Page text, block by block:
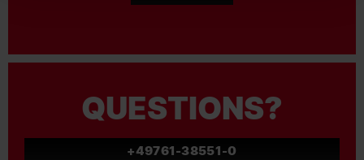
QUESTIONS?
+49761-38551-0